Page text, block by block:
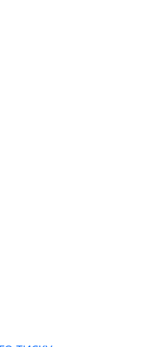
ДЛЯ ПАЛЬНОГО
ЗАПРАВКИ
ВИСОКОГО ТИСКУ